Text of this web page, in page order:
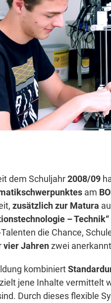
dem Schuljahr2008/09
am
zusätzlich zur Matura
– Technik“
die Chance,
vier Jahrenzwei
kombiniert
jene Inhalte vermittelt
Durch dieses flexible